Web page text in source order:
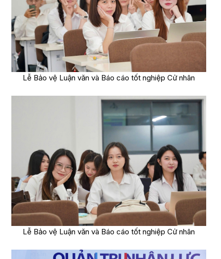
Lễ Bảo vệ Luận văn và Báo cáo tốt nghiệp Cử nhân
Lễ Bảo vệ Luận văn và Báo cáo tốt nghiệp Cử nhân